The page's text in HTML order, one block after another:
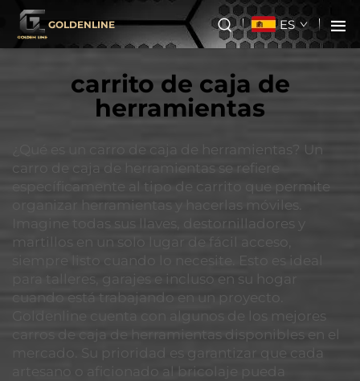
GOLDENLINE ES
carrito de caja de
herramientas
¿Qué es un carro de caja de herramientas? Un
carro de caja de herramientas se refiere
específicamente al tipo de carrito que permite
organizar herramientas y hacerlas móviles.
Imagine todas sus llaves, destornilladores y
martillos en un solo lugar de fácil acceso,
siempre listo cuando lo necesite. Esto es ideal
para talleres, garajes e incluso en su hogar
cuando está trabajando en un proyecto.
Goldenline cuenta con algunos de los mejores
carros de caja de herramientas disponibles en el
mercado. Su prioridad es garantizar que cada
artesano o aficionado al bricolaje pueda